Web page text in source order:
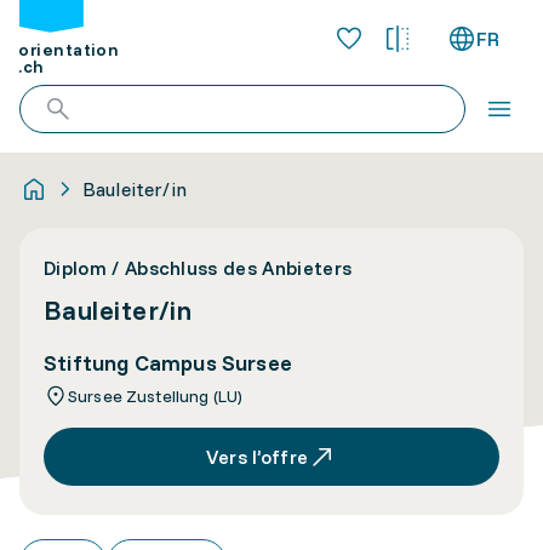
orientation
.ch
FR
Bauleiter/in
Diplom / Abschluss des Anbieters
Bauleiter/in
Stiftung Campus Sursee
Sursee Zustellung (LU)
Vers l’offre